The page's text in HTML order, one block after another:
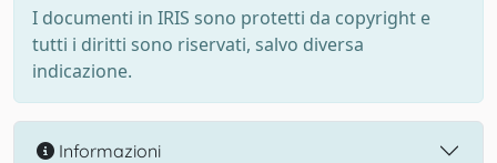
I documenti in IRIS sono protetti da copyright e
tutti i diritti sono riservati, salvo diversa
indicazione.
Informazioni